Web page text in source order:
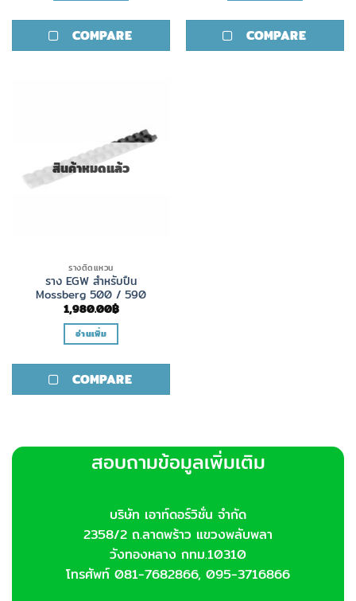
COMPARE COMPARE
สินค้าหมดแล้ว
รางติดแหวน
ราง EGW สำหรับปืน
Mossberg 500 / 590
1,980.00฿
อ่านเพิ่ม
COMPARE
สอบถามข้อมูลเพิ่มเติม
บริษัท เอาท์ดอร์วิชั่น จำกัด
2358/2 ถ.ลาดพร้าว แขวงพลับพลา
วังทองหลาง กทม.10310
โทรศัพท์ 081-7682866, 095-3716866